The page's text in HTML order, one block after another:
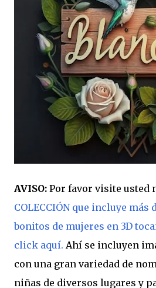
AVISO: Por favor visite usted
COLECCIÓN que incluye más
bonitos de mujeres en 3D
click aquí. Ahí se incluyen
con una gran variedad de
niñas de diversos lugares y